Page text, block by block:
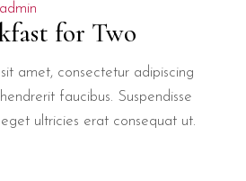
admin
for Two
amet, consectetur adipiscing
faucibus. Suspendisse
ultricies erat consequat ut.